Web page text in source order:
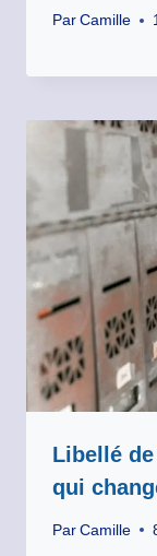
Par Camille
Libellé
qui
Par Camille